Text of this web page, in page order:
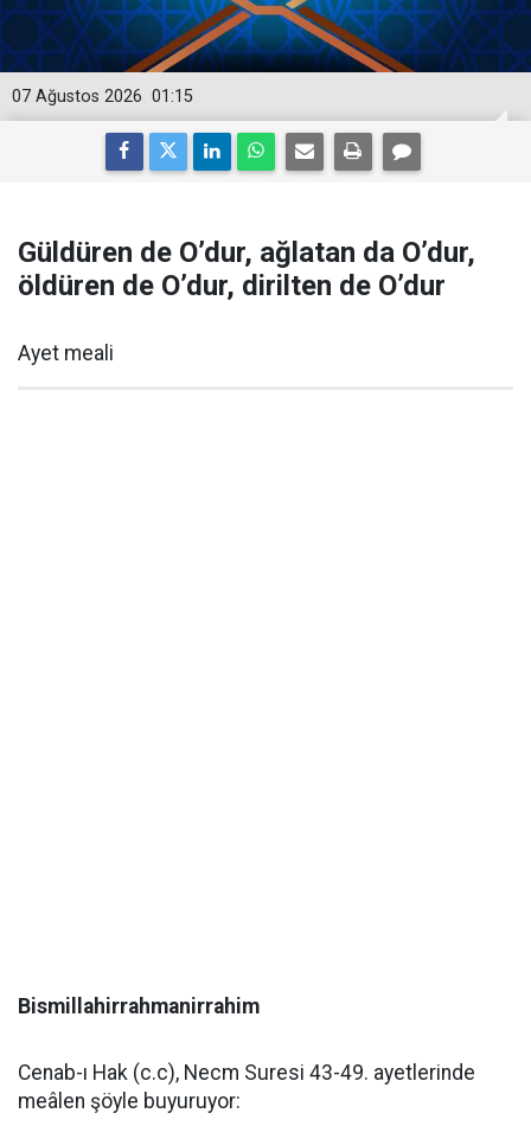
01:15
07 Ağustos 2026
Güldüren de O’dur, ağlatan da O’dur,
öldüren de O’dur, dirilten de O’dur
Ayet meali
Bismillahirrahmanirrahim
Cenab-ı Hak (c.c), Necm Suresi 43-49. ayetlerinde
meâlen şöyle buyuruyor: